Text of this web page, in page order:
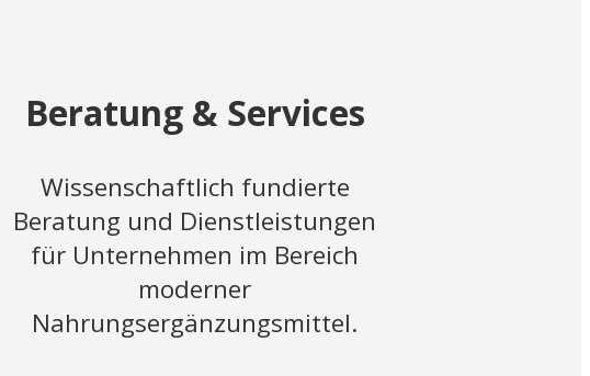
Beratung & Services
Wissenschaftlich fundierte
Beratung und Dienstleistungen
für Unternehmen im Bereich
moderner
Nahrungsergänzungsmittel.